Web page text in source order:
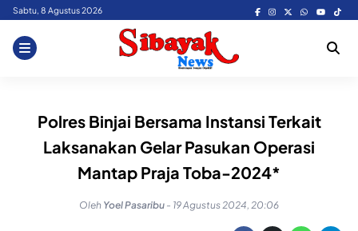
Skip
content
Sabtu, 8 Agustus 2026
Polres Binjai Bersama Instansi Terkait
Laksanakan Gelar Pasukan Operasi
Mantap Praja Toba-2024*
Oleh Yoel Pasaribu - 19 Agustus 2024, 20:06